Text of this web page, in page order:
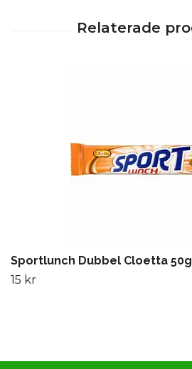
Sportlunch Dubbel Cloetta 50g
15 kr